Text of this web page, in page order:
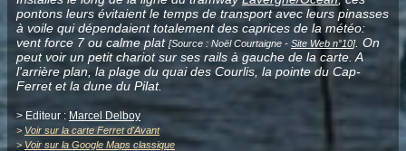
pontons leurs évitaient le temps de transport avec leurs pinasses
à voile qui dépendaient totalement des caprices de la météo:
vent force 7 ou calme plat [Source : Noël Courtaigne - Site Web n°10]. On
peut voir un petit chariot sur ses rails à gauche de la carte. A
l'arrière plan, la plage du quai des Courlis, la pointe du Cap-
Ferret et la dune du Pilat.
> Editeur : Marcel Delboy
> Voir sur la carte Ferret d'Avant
> Voir sur la Google Maps classique